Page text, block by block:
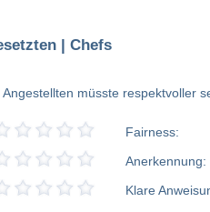
| Chefs
müsste respektvoller
Fairness:
Anerkennung:
Klare